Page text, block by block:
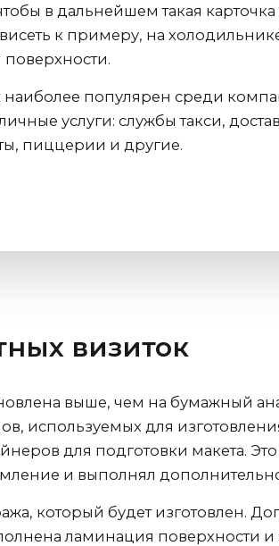
в дальнейшем такая карточка
висеть к примеру, на
поверхности.
наиболее популярен среди
услуги: службы такси,
пиццерии и другие.
визиток
выше, чем на бумажный
используемых для
для подготовки макета.
и выполнял
который будет изготовлен.
ламинация поверхности и